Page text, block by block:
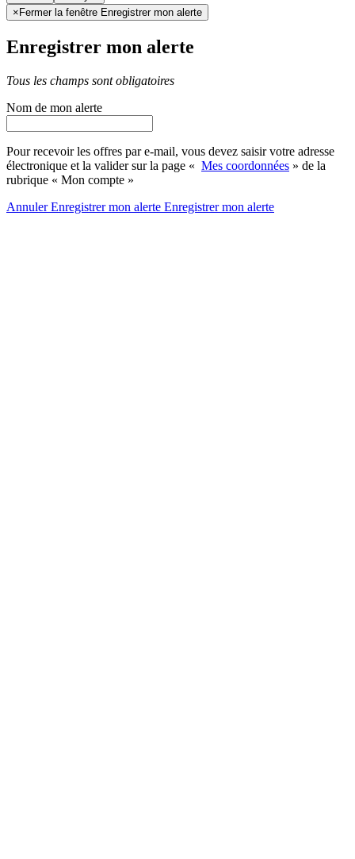
× Fermer la fenêtre Enregistrer mon alerte
Enregistrer mon alerte
Tous les champs sont obligatoires
Nom de mon alerte
Pour recevoir les offres par e-mail, vous devez saisir votre adresse
électronique et la valider sur la page « Mes coordonnées » de la
rubrique « Mon compte »
AnnulerEnregistrer mon alerte Enregistrermon alerte